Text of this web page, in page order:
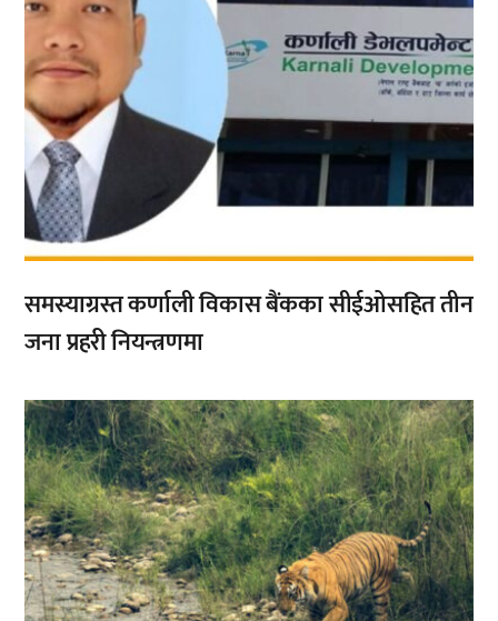
समस्याग्रस्त कर्णाली विकास बैंकका सीईओसहित तीन
जना प्रहरी नियन्त्रणमा
,